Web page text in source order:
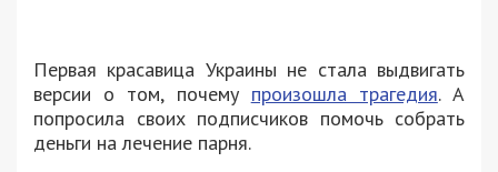
Первая красавица Украины не стала выдвигать
версии о том, почему произошла трагедия. А
попросила своих подписчиков помочь собрать
деньги на лечение парня.